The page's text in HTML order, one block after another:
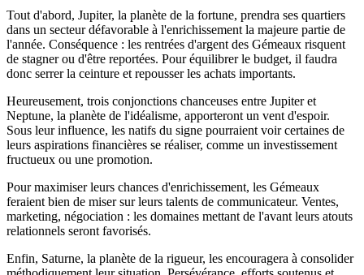
Tout d'abord, Jupiter, la planète de la fortune, prendra ses quartiers
dans un secteur défavorable à l'enrichissement la majeure partie de
l'année. Conséquence : les rentrées d'argent des Gémeaux risquent
de stagner ou d'être reportées. Pour équilibrer le budget, il faudra
donc serrer la ceinture et repousser les achats importants.
Heureusement, trois conjonctions chanceuses entre Jupiter et
Neptune, la planète de l'idéalisme, apporteront un vent d'espoir.
Sous leur influence, les natifs du signe pourraient voir certaines de
leurs aspirations financières se réaliser, comme un investissement
fructueux ou une promotion.
Pour maximiser leurs chances d'enrichissement, les Gémeaux
feraient bien de miser sur leurs talents de communicateur. Ventes,
marketing, négociation : les domaines mettant de l'avant leurs atouts
relationnels seront favorisés.
Enfin, Saturne, la planète de la rigueur, les encouragera à consolider